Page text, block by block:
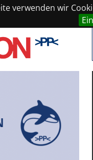
verwenden wir